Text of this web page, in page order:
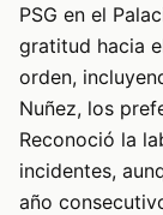
PSG en el
gratitud hacia
orden,
Nuñez, los
Reconoció la
incidentes,
año